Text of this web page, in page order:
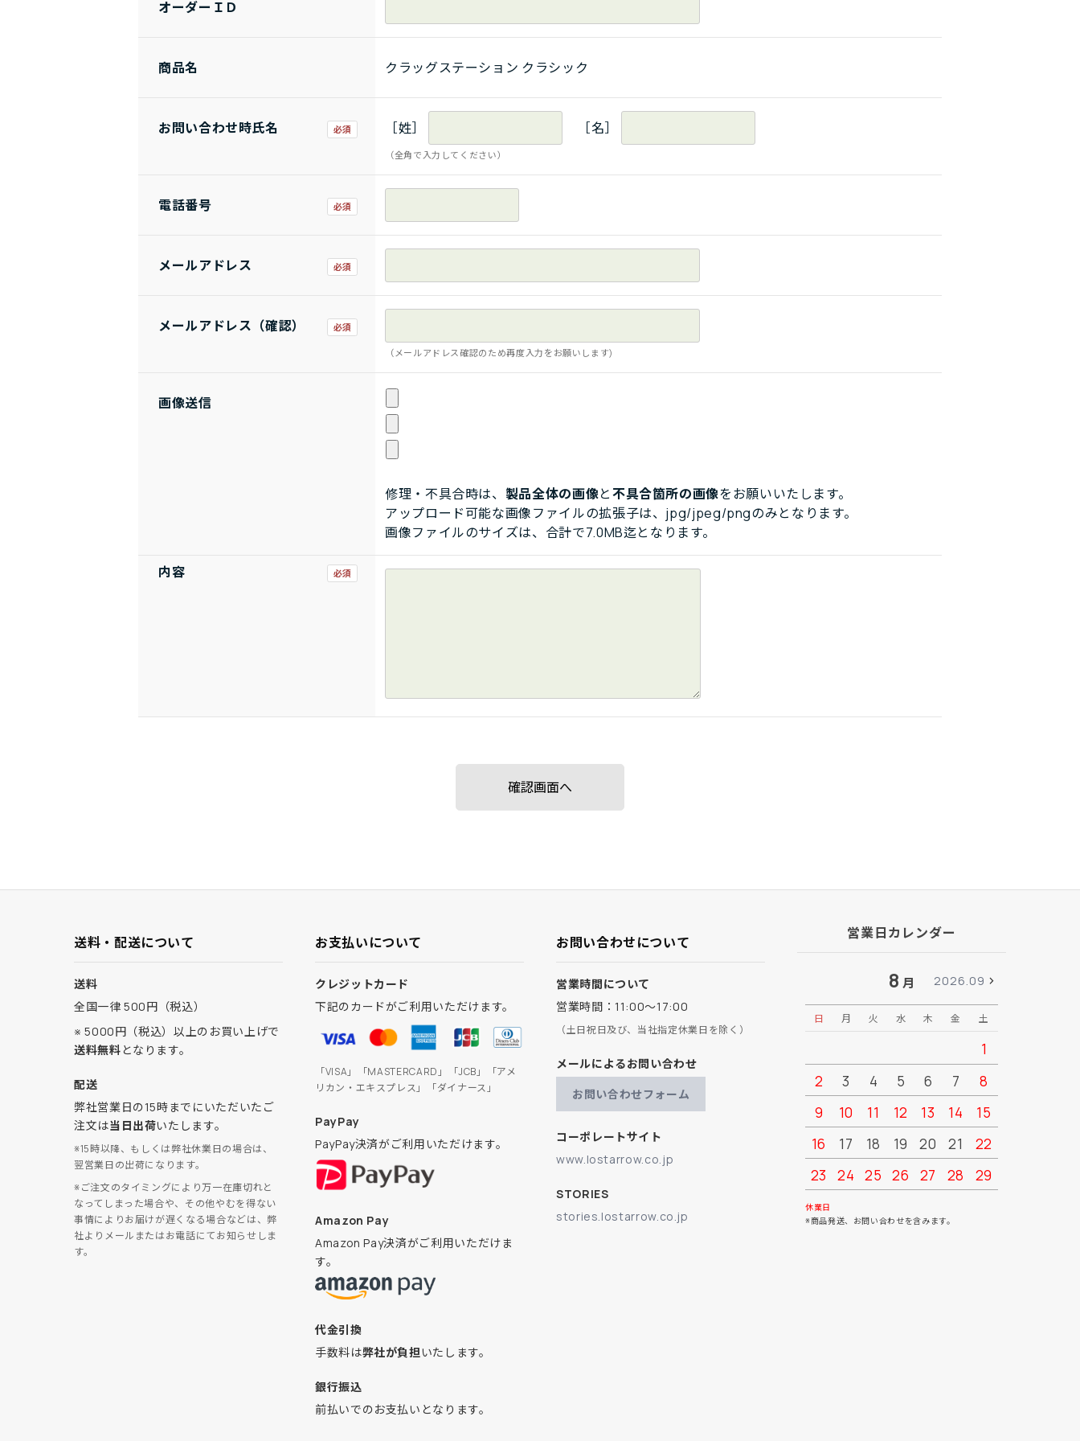
オーダーＩＤ
商品名 クラッグステーション クラシック
お問い合わせ時氏名 ［姓］ ［名］
（全角で入力してください）
電話番号
メールアドレス
メールアドレス（確認）
（メールアドレス確認のため再度入力をお願いします)
画像送信
修理・不具合時は、 製品全体の画像と不具合箇所の画像をお願いいたします。
アップロード可能な画像ファイルの拡張子は、jpg/jpeg/pngのみとなります。
画像ファイルのサイズは、合計で7.0MB迄となります。
内容
送料・配送について
送料
全国一律 500円（税込）
※ 5000円（税込）以上のお買い上げで
送料無料となります。
配送
弊社営業日の15時までにいただいたご
注文は当日出荷いたします。
※15時以降、もしくは弊社休業日の場合は、
翌営業日の出荷になります。
※ご注文のタイミングにより万一在庫切れと
なってしまった場合や、その他やむを得ない
事情によりお届けが遅くなる場合などは、弊
社よりメールまたはお電話にてお知らせしま
す。
お支払いについて
クレジットカード
下記のカードがご利用いただけます。
「VISA」「MASTERCARD」「JCB」「アメ
リカン・エキスプレス」「ダイナース」
PayPay
PayPay決済がご利用いただけます。
Amazon Pay
Amazon Pay決済がご利用いただけま
す。
代金引換
手数料は弊社が負担いたします。
銀行振込
前払いでのお支払いとなります。
お問い合わせについて
営業時間について
営業時間：11:00～17:00
（土日祝日及び、当社指定休業日を除く）
メールによるお問い合わせ
お問い合わせフォーム
コーポレートサイト
www.lostarrow.co.jp
STORIES
stories.lostarrow.co.jp
営業日カレンダー
8 月 2026.09
日 月 火 水 木 金 土
1
2
3 4 5 6 7
8
9
10 11 12 13 14
15
16
17 18 19 20 21
22
23
24 25 26 27 28
29
30
休業日
※商品発送、お問い合わせを含みます。